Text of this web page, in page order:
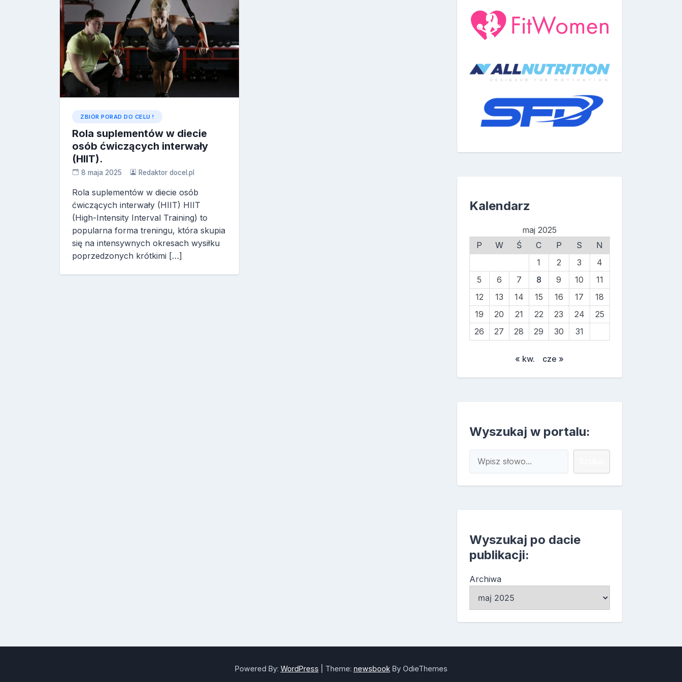
ZBIÓR PORAD DO CELU !
Rola suplementów w diecie
osób ćwiczących interwały
(HIIT).
8 maja 2025 Redaktor docel.pl
Rola suplementów w diecie osób
ćwiczących interwały (HIIT) HIIT
(High-Intensity Interval Training) to
popularna forma treningu, która skupia
się na intensywnych okresach wysiłku
poprzedzonych krótkimi […]
Kalendarz
maj 2025
P
W Ś C P S
N
1
2 3
4
5
6 7 8 9 10
11
12
13 14 15 16 17
18
19
20 21 22 23 24
25
26
27 28 29 30 31
« kw. cze »
Wyszukaj w portalu:
Wyszukaj po dacie
publikacji:
Archiwa
Powered By: WordPress Theme: newsbook By OdieThemes